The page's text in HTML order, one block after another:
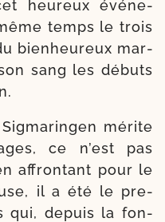
heu­reux évé­ne­
temps le trois
bien­heu­reux mar­
sang les débuts
mérite
ce n’est pas
affron­tant pour le
il a été le pre­
qui, depuis la fon­